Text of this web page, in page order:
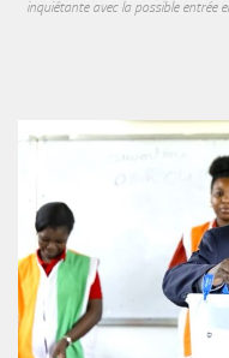
inquiétante avec la possible entrée